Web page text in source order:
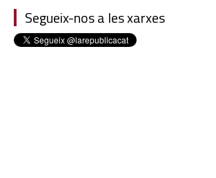
Segueix-nos a les xarxes